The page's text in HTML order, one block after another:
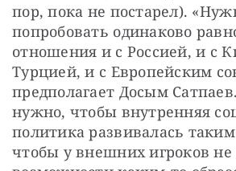
пор, пока не постарел).
попробовать одинаково
отношения и с Россией, и с
Турцией, и с Европейским
предполагает Досым
нужно, чтобы внутренняя
политика развивалась
чтобы у внешних игроков